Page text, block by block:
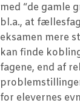
med “de gam­le
bl.a., at
eksa­men mere
kan fin­de
fage­ne, end af
for ele­ver­nes